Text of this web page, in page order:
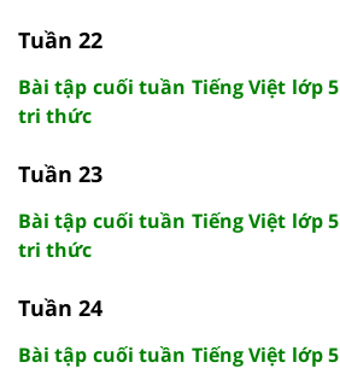
Tuần 22
Bài tập cuối tuần Tiếng Việt lớp
tri thức
Tuần 23
Bài tập cuối tuần Tiếng Việt lớp
tri thức
Tuần 24
Bài tập cuối tuần Tiếng Việt lớp